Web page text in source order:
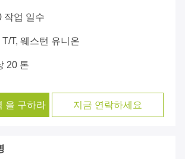
작업 일수
T/T, 웨스턴 유니온
20 톤
을 구하라 지금 연락하세요